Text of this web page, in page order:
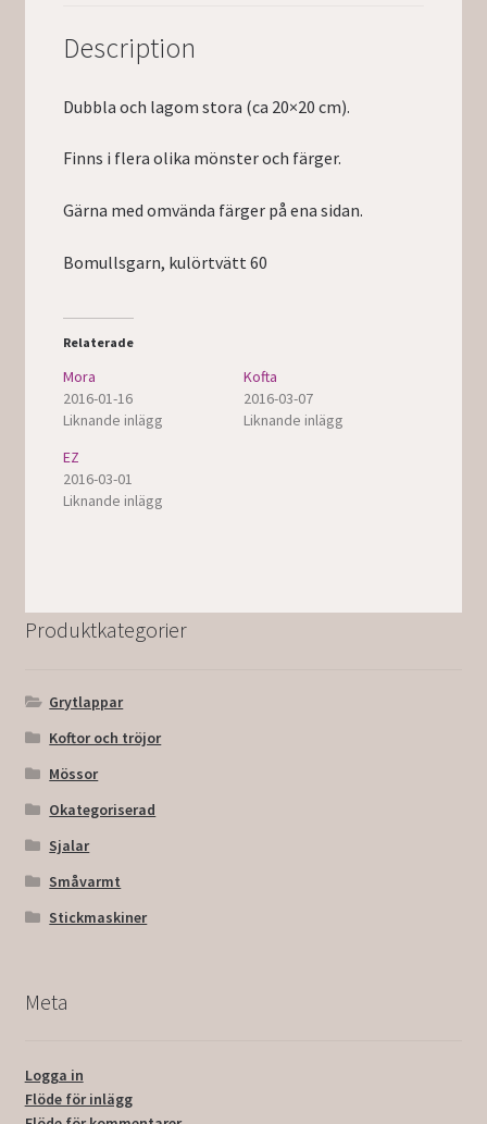
Description
Dubbla och lagom stora (ca 20×20 cm).
Finns i flera olika mönster och färger.
Gärna med omvända färger på ena sidan.
Bomullsgarn, kulörtvätt 60
Relaterade
Mora
2016-01-16
Liknande inlägg
Kofta
2016-03-07
Liknande inlägg
EZ
2016-03-01
Liknande inlägg
Produktkategorier
Grytlappar
Koftor och tröjor
Mössor
Okategoriserad
Sjalar
Småvarmt
Stickmaskiner
Meta
Logga in
Flöde för inlägg